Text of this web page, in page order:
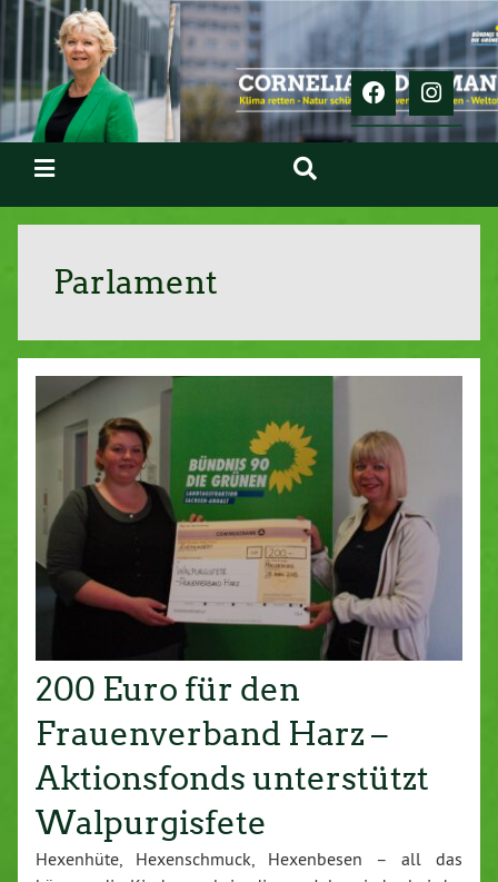
Parlament
200 Euro für den
Frauenverband Harz –
Aktionsfonds unterstützt
Walpurgisfete
Hexenhüte, Hexenschmuck, Hexenbesen – all das